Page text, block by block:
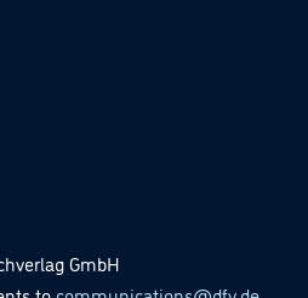
GmbH